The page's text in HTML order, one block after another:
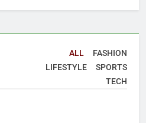
ALL
FASHION
LIFESTYLE
SPORTS
TECH